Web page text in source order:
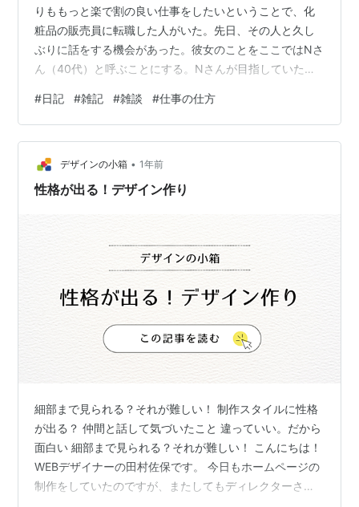
りももっと楽で割の良い仕事をしたいということで、化
粧品の販売員に転職した人がいた。先日、その人と久し
ぶりに話をする機会があった。彼女のことをここではNさ
ん（40代）と呼ぶことにする。Nさんが目指していたの
くるという生活だった。同じ職場の上司にあたる看護師
さんがその化粧品の仕事を始めた時に誘われて、Nさんも
看護師をやめて”楽して稼げる”という仕事を選んだのだ
が、10年以上続けても成果が出ず、結局のところ生活は
苦しくなってしまったとのことだ。しかもその仕事に誘
#日記 #雑記 #雑談 #仕事の仕方
デザインの小箱 • 1年前
性格が出る！デザイン作り
細部まで見られる？それが難しい！ 制作スタイルに性格
が出る？ 仲間と話して気づいたこと 違っていい。だから
面白い 細部まで見られる？それが難しい！ こんにちは！
WEBデザイナーの田村佐保です。 今日もホームページの
制作をしていたのですが、またしてもディレクターさん